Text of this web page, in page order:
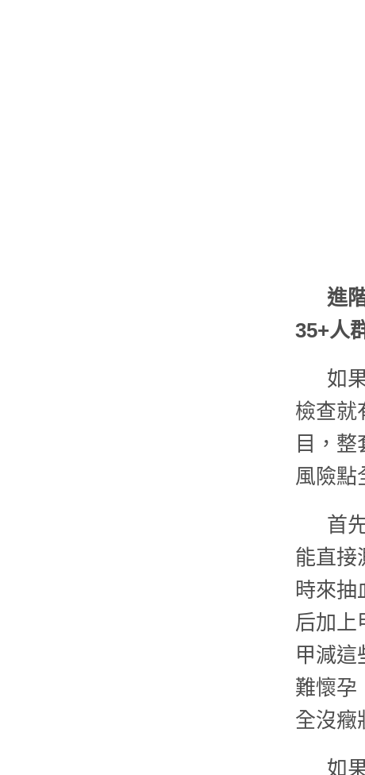
進
35+人
如
檢查就
目，
風險點
首
能直接
時來抽
后加上
甲減這
難懷孕
全沒癥
如